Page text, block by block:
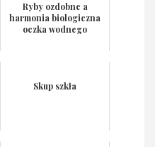
Ryby ozdobne a
harmonia biologiczna
oczka wodnego
Skup szkła